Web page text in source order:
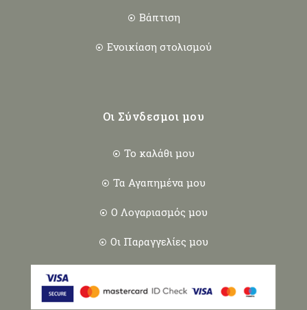
Βάπτιση
Ενοικίαση στολισμού
Οι Σύνδεσμοι μου
Το καλάθι μου
Τα Αγαπημένα μου
Ο Λογαριασμός μου
Οι Παραγγελίες μου